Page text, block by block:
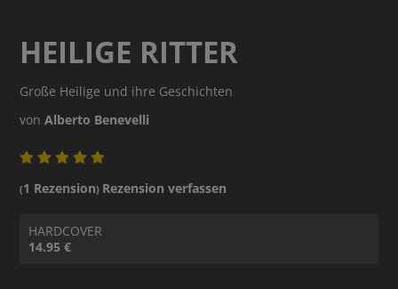
HEILIGE RITTER
Große Heilige und ihre Geschichten
vonAlberto Benevelli
(1 Rezension) Rezension verfassen
HARDCOVER
14.95 €